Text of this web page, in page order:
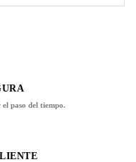
paso del tiempo.